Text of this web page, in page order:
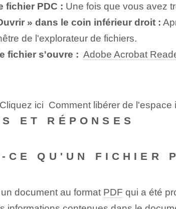
fichier PDC : Une fois que vous avez
» dans le coin inférieur droit :
de l'explorateur de fichiers.
fichier s'ouvre : Adobe Acrobat
ici Comment libérer de l'espace
ET RÉPONSES
CE QU'UN FICHIER
document au format PDF qui a été